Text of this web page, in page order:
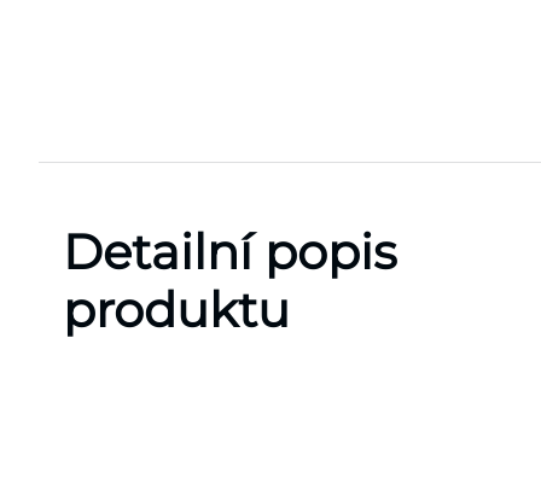
Detailní popis
produktu